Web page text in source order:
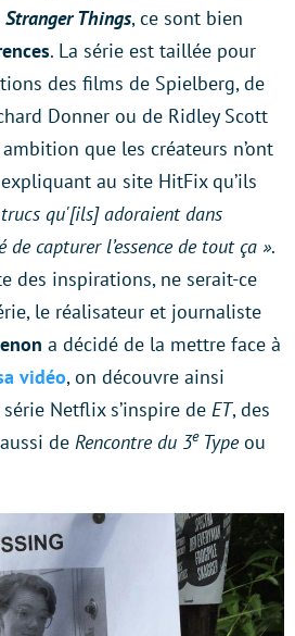
Stranger Things, ce sont bien
. La série est taillée pour
des films de Spielberg, de
Donner ou de Ridley Scott
que les créateurs n’ont
au site HitFix qu’ils
qu'[ils] adoraient dans
de capturer l’essence de tout ça ».
des inspirations, ne serait-ce
le réalisateur et journaliste
a décidé de la mettre face à
vidéo, on découvre ainsi
Netflix s’inspire de ET, des
de Rencontre du 3eTypeou